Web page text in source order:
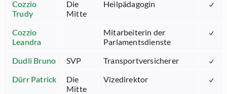
Cozzio
Trudy
Die
Mitte
Heilpädagogin
Cozzio
Leandra
Mitarbeiterin der
Parlamentsdienste
Dudli Bruno
SVP
Transportversicherer
Dürr Patrick
Die
Mitte
Vizedirektor